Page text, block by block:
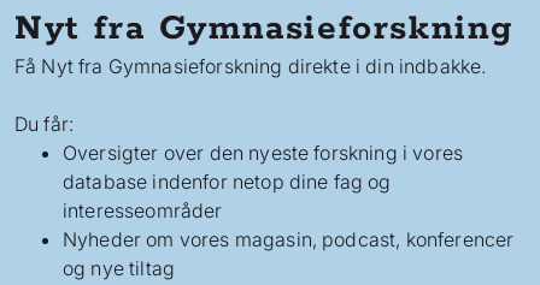
Nyt fra Gymnasieforskning
Få Nyt fra Gymnasieforskning direkte i din indbakke.
Du får:
Oversigter over den nyeste forskning i vores
database indenfor netop dine fag og
interesseområder
Nyheder om vores magasin, podcast, konferencer
og nye tiltag